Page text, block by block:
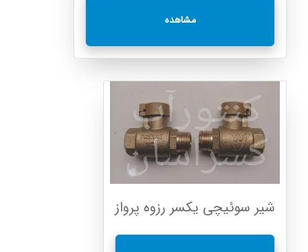
مشاهده
شیر سوئیچی یکسر رزوه پرواز